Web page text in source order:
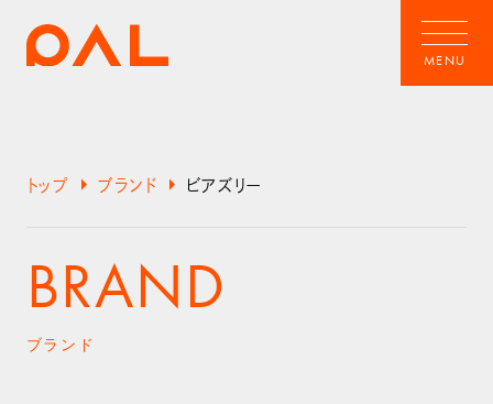
トップ arrow_right ブランド arrow_right ビアズリー
BRAND
ブランド